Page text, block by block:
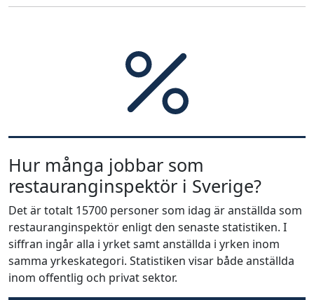
Hur många jobbar som
restauranginspektör i Sverige?
Det är totalt 15700 personer som idag är anställda som
restauranginspektör enligt den senaste statistiken. I
siffran ingår alla i yrket samt anställda i yrken inom
samma yrkeskategori. Statistiken visar både anställda
inom offentlig och privat sektor.